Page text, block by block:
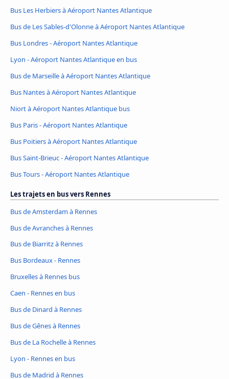
Bus Les Herbiers à Aéroport Nantes Atlantique
Bus de Les Sables-d'Olonne à Aéroport Nantes Atlantique
Bus Londres - Aéroport Nantes Atlantique
Lyon - Aéroport Nantes Atlantique en bus
Bus de Marseille à Aéroport Nantes Atlantique
Bus Nantes à Aéroport Nantes Atlantique
Niort à Aéroport Nantes Atlantique bus
Bus Paris - Aéroport Nantes Atlantique
Bus Poitiers à Aéroport Nantes Atlantique
Bus Saint-Brieuc - Aéroport Nantes Atlantique
Bus Tours - Aéroport Nantes Atlantique
Les trajets en bus vers Rennes
Bus de Amsterdam à Rennes
Bus de Avranches à Rennes
Bus de Biarritz à Rennes
Bus Bordeaux - Rennes
Bruxelles à Rennes bus
Caen - Rennes en bus
Bus de Dinard à Rennes
Bus de Gênes à Rennes
Bus de La Rochelle à Rennes
Lyon - Rennes en bus
Bus de Madrid à Rennes